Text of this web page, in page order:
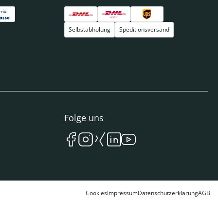
Selbstabholung Speditionsversand
Folge uns
CookiesImpressumDatenschutzerklärungAGB